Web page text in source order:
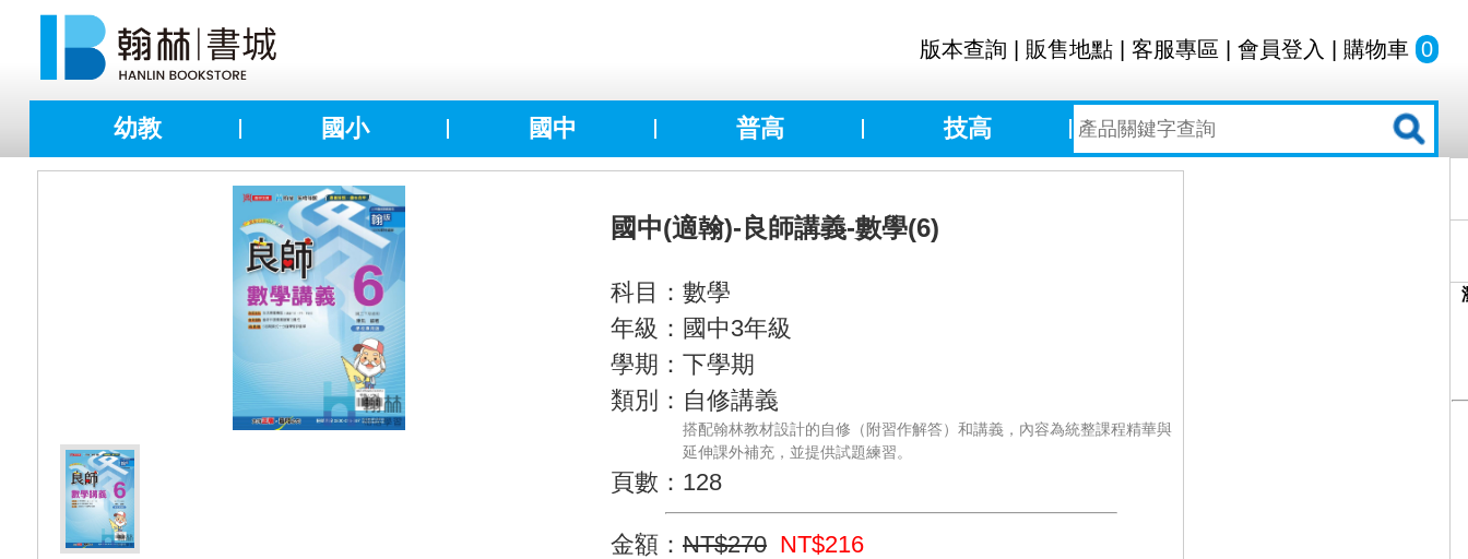
版本查詢 販售地點 客服專區 會員登入 購物車 0
幼教 國小 國中 普高 技高
國中(適翰)-良師講義-數學(6)
科目：數學
年級：國中3年級
學期：下學期
類別：自修講義
搭配翰林教材設計的自修（附習作解答）和講義，內容為統整課程精華與
延伸課外補充，並提供試題練習。
頁數：128
金額： NT$270 NT$216